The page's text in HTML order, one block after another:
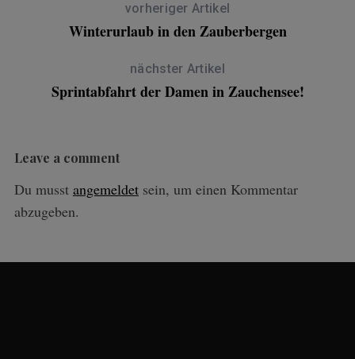
vorheriger Artikel
Winterurlaub in den Zauberbergen
nächster Artikel
Sprintabfahrt der Damen in Zauchensee!
Leave a comment
Du musst angemeldetsein, um einen Kommentar
abzugeben.